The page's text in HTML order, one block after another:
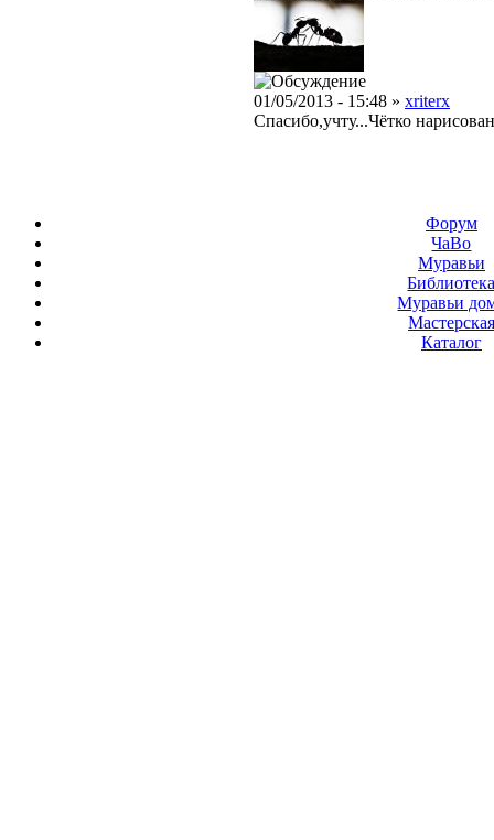
01/05/2013 - 15:48 » xriterx
Спасибо,учту...Чётко
Форум
ЧаВо
Муравьи
Муравьи
Мастерская
Каталог